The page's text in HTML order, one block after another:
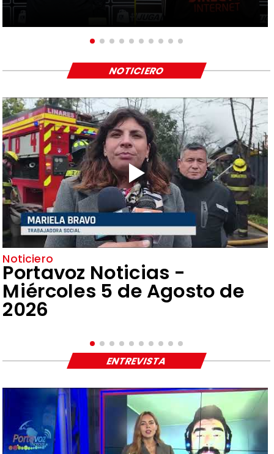
Noticiero
Portavoz Noticias -
Miércoles 5 de Agosto de
2026
NOTICIERO
ENTREVISTA